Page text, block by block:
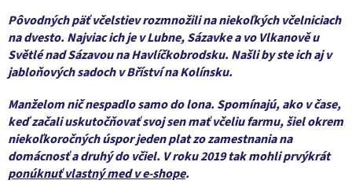
Pôvodných päť včelstiev rozmnožili na niekoľkých včelniciach
na dvesto. Najviac ich je v Lubne, Sázavke a vo Vlkanově u
Světlé nad Sázavou na Havlíčkobrodsku. Našli by ste ich aj v
jabloňových sadoch v Bříství na Kolínsku.
Manželom nič nespadlo samo do lona. Spomínajú, ako v čase,
keď začali uskutočňovať svoj sen mať včeliu farmu, šiel okrem
niekoľkoročných úspor jeden plat zo zamestnania na
domácnosť a druhý do včiel. V roku 2019 tak mohli prvýkrát
ponúknuť vlastný med v e-shope.